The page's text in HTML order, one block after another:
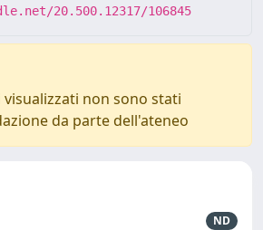
20.500.12317/106845
non sono stati
da parte dell'ateneo
ND